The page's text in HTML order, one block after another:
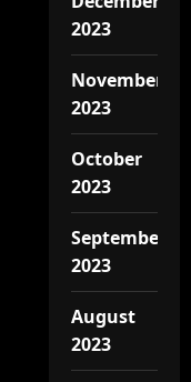
2023
November
2023
October
2023
September
2023
August
2023